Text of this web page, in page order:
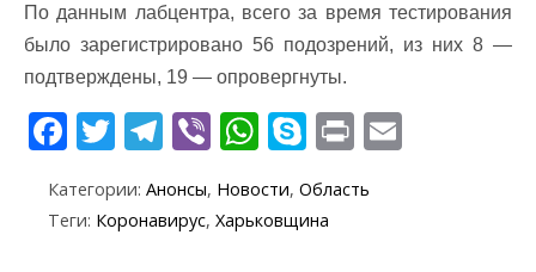
По данным лабцентра, всего за время тестирования
было зарегистрировано 56 подозрений, из них 8 —
подтверждены, 19 — опровергнуты.
F
e
T
itt
er
T
e
gr
Vi
er
W
at
S
k
y
Pr
t
Категории: Анонсы, Новости, Область
Теги: Коронавирус, Харьковщина